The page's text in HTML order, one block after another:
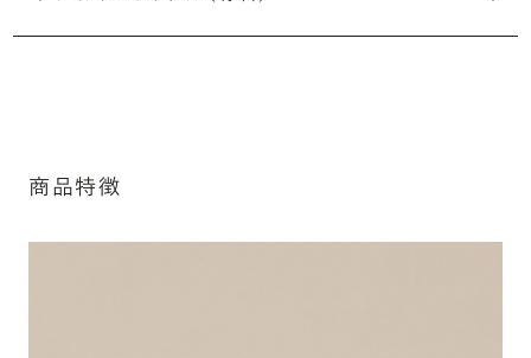
印することができます。注文前だけでなく購入後の刻印も、
リングに初めて施す初回の刻印は、無料にて承ります（デザ
商品特徴